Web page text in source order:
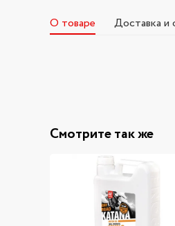
О товаре Доставка и
Смотрите так же